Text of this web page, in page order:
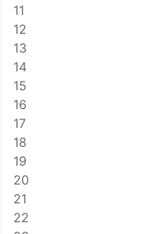
11
12
13
14
15
16
17
18
19
20
21
22